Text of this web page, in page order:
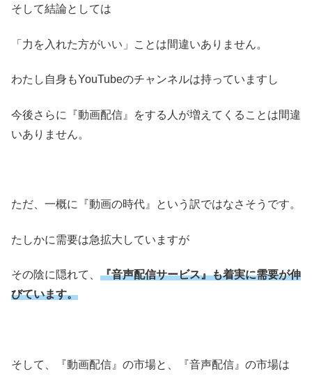
そして結論としては
「力を入れた方がいい」ことは間違いありません。
わたし自身もYouTubeのチャンネルは持っていますし
今後さらに『動画配信』をする人が増えてくることは間違
いありません。
ただ、一概に『動画の時代』という訳ではなさそうです。
たしかに需要は急拡大していますが
その陰に隠れて、 『音声配信サービス』も着実に需要が伸
びています。
そして、『動画配信』の市場と、『音声配信』の市場は